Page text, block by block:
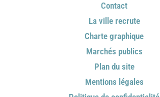
Contact
La ville recrute
Charte graphique
Marchés publics
Plan du site
Mentions légales